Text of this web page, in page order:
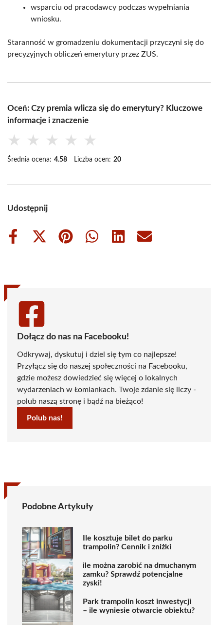
wsparciu od pracodawcy podczas wypełniania
wniosku.
Staranność w gromadzeniu dokumentacji przyczyni się do
precyzyjnych obliczeń emerytury przez ZUS.
Oceń: Czy premia wlicza się do emerytury? Kluczowe
informacje i znaczenie
★ ★ ★ ★ ★
Średnia ocena: 4.58 Liczba ocen: 20
Udostępnij
Share
Share
(Twitter)
Share
Share
Share
Share
Dołącz do nas na Facebooku!
Odkrywaj, dyskutuj i dziel się tym co najlepsze!
Przyłącz się do naszej społeczności na Facebooku,
gdzie możesz dowiedzieć się więcej o lokalnych
wydarzeniach w Łomiankach. Twoje zdanie się liczy -
polub naszą stronę i bądź na bieżąco!
Polub nas!
Podobne Artykuły
Ile kosztuje bilet do parku
trampolin? Cennik i zniżki
ile można zarobić na dmuchanym
zamku? Sprawdź potencjalne
zyski!
Park trampolin koszt inwestycji
– ile wyniesie otwarcie obiektu?